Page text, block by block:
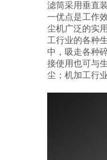
滤筒采用垂直
一优点是工作
尘机广泛的实
工行业的各种
中，吸走各种
接使用也可与
尘；机加工行